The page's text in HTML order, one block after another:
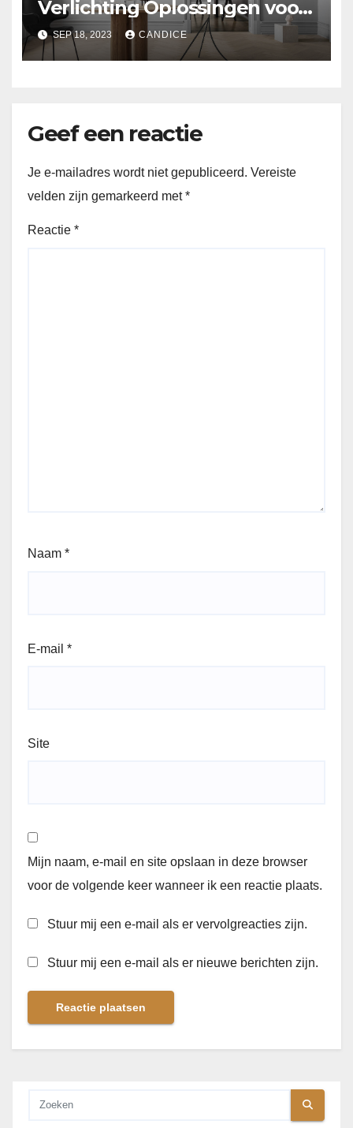
Verlichting Oplossingen voor
een Heldere Toekomst
SEP 18, 2023 CANDICE
Geef een reactie
Je e-mailadres wordt niet gepubliceerd. Vereiste
velden zijn gemarkeerd met*
Reactie *
Naam *
E-mail *
Site
Mijn naam, e-mail en site opslaan in deze browser
voor de volgende keer wanneer ik een reactie plaats.
Stuur mij een e-mail als er vervolgreacties zijn.
Stuur mij een e-mail als er nieuwe berichten zijn.